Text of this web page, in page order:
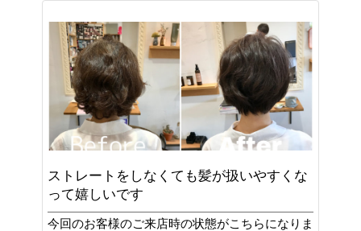
ストレートをしなくても髪が扱いやすくな
って嬉しいです
今回のお客様のご来店時の状態がこちらになりま